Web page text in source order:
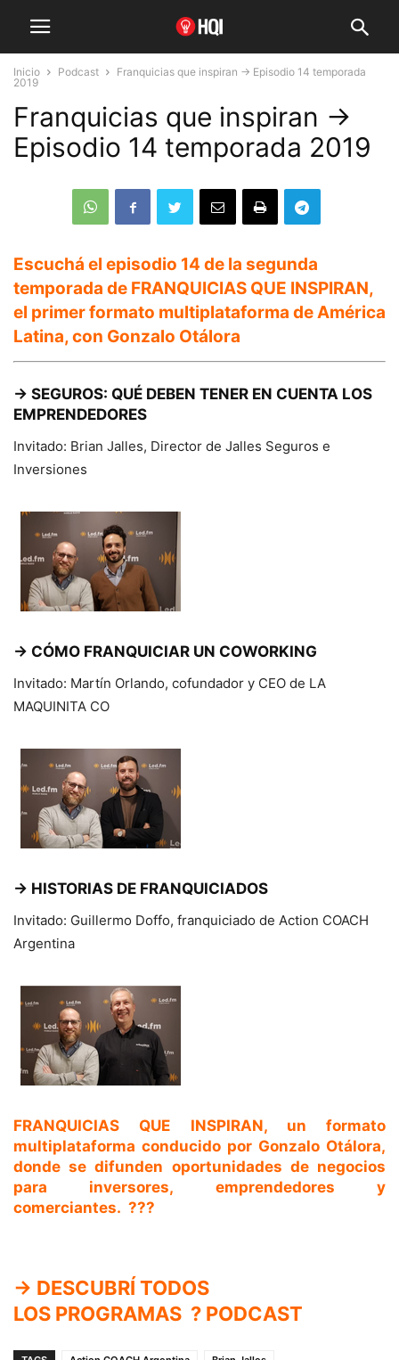
Inicio Podcast
Franquicias que inspiran → Episodio 14 temporada
2019
Franquicias que inspiran →
Episodio 14 temporada 2019
Escuchá el episodio 14 de la segunda
temporada de FRANQUICIAS QUE INSPIRAN,
el primer formato multiplataforma de América
Latina, con Gonzalo Otálora
→ SEGUROS: QUÉ DEBEN TENER EN CUENTA LOS
EMPRENDEDORES
Invitado: Brian Jalles, Director de Jalles Seguros e
Inversiones
→ CÓMO FRANQUICIAR UN COWORKING
Invitado: Martín Orlando, cofundador y CEO de LA
MAQUINITA CO
→ HISTORIAS DE FRANQUICIADOS
Invitado: Guillermo Doffo, franquiciado de Action COACH
Argentina
FRANQUICIAS QUE INSPIRAN, un formato
multiplataforma conducido por Gonzalo Otálora,
donde se difunden oportunidades de negocios
para inversores, emprendedores y
comerciantes. ??️?
→ DESCUBRÍ TODOS
LOS PROGRAMAS ? PODCAST